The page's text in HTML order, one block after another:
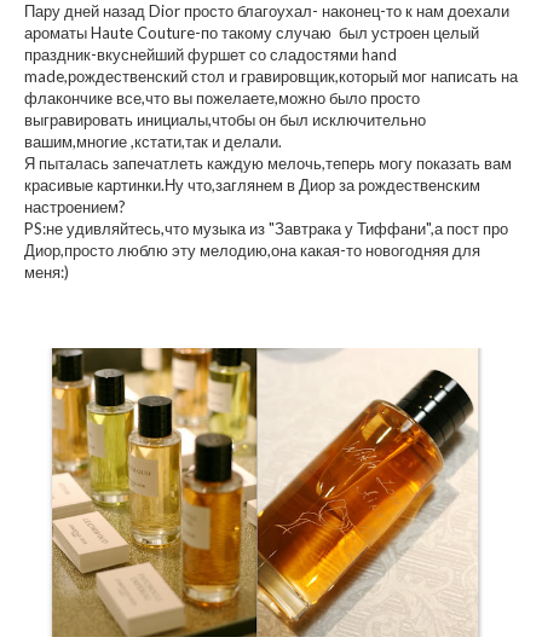
Пару дней назад Dior просто благоухал- наконец-то к нам доехали
ароматы Haute Couture-по такому случаю был устроен целый
праздник-вкуснейший фуршет со сладостями hand
made,рождественский стол и гравировщик,который мог написать на
флакончике все,что вы пожелаете,можно было просто
выгравировать инициалы,чтобы он был исключительно
вашим,многие ,кстати,так и делали.
Я пыталась запечатлеть каждую мелочь,теперь могу показать вам
красивые картинки.Ну что,заглянем в Диор за рождественским
настроением?
PS:не удивляйтесь,что музыка из "Завтрака у Тиффани",а пост про
Диор,просто люблю эту мелодию,она какая-то новогодняя для
меня:)